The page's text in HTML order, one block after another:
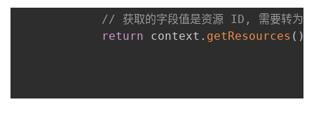
// 获取的字段值是资源 ID, 需要转为实
return context . getResources ( )